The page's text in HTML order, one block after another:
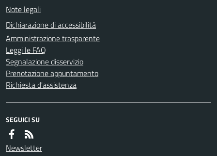
Note legali
Dichiarazione di accessibilità
Amministrazione trasparente
Leggi le FAQ
Segnalazione disservizio
Prenotazione appuntamento
Richiesta d'assistenza
SEGUICI SU
Newsletter